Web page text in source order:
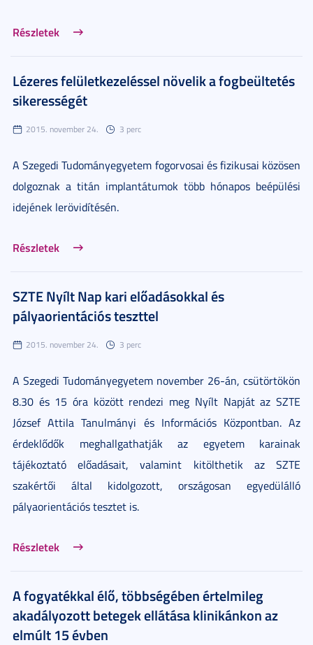
Részletek
Lézeres felületkezeléssel növelik a fogbeültetés
sikerességét
2015. november 24. 3 perc
A Szegedi Tudományegyetem fogorvosai és fizikusai közösen
dolgoznak a titán implantátumok több hónapos beépülési
idejének lerövidítésén.
Részletek
SZTE Nyílt Nap kari előadásokkal és
pályaorientációs teszttel
2015. november 24. 3 perc
A Szegedi Tudományegyetem november 26-án, csütörtökön
8.30 és 15 óra között rendezi meg Nyílt Napját az SZTE
József Attila Tanulmányi és Információs Központban. Az
érdeklődők meghallgathatják az egyetem karainak
tájékoztató előadásait, valamint kitölthetik az SZTE
szakértői által kidolgozott, országosan egyedülálló
pályaorientációs tesztet is.
Részletek
A fogyatékkal élő, többségében értelmileg
akadályozott betegek ellátása klinikánkon az
elmúlt 15 évben